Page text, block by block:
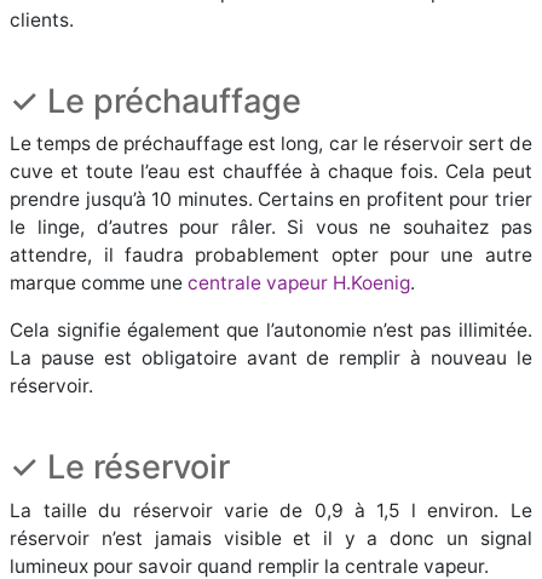
clients.
✓ Le préchauffage
Le temps de préchauffage est long, car le réservoir sert de
cuve et toute l’eau est chauffée à chaque fois. Cela peut
prendre jusqu’à 10 minutes. Certains en profitent pour trier
le linge, d’autres pour râler. Si vous ne souhaitez pas
attendre, il faudra probablement opter pour une autre
marque comme unecentrale vapeur H.Koenig.
Cela signifie également que l’autonomie n’est pas illimitée.
La pause est obligatoire avant de remplir à nouveau le
réservoir.
✓ Le réservoir
La taille du réservoir varie de 0,9 à 1,5 l environ. Le
réservoir n’est jamais visible et il y a donc un signal
lumineux pour savoir quand remplir la centrale vapeur.